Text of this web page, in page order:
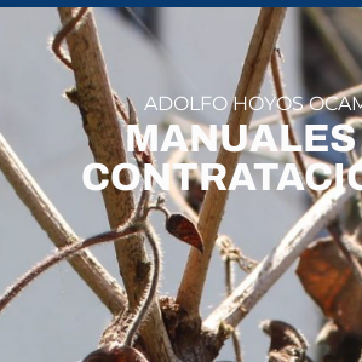
ADOLFO HOYOS
MANUALES